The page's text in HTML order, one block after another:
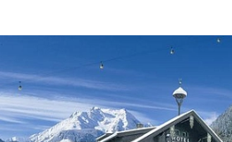
bakkerij. Hier kun je je dagelijkse
morgens de lekkerste verse
een mooie dag op de lange latten
woonkamer van je chalet relaxen of
centrum van Mayrhofen induiken.